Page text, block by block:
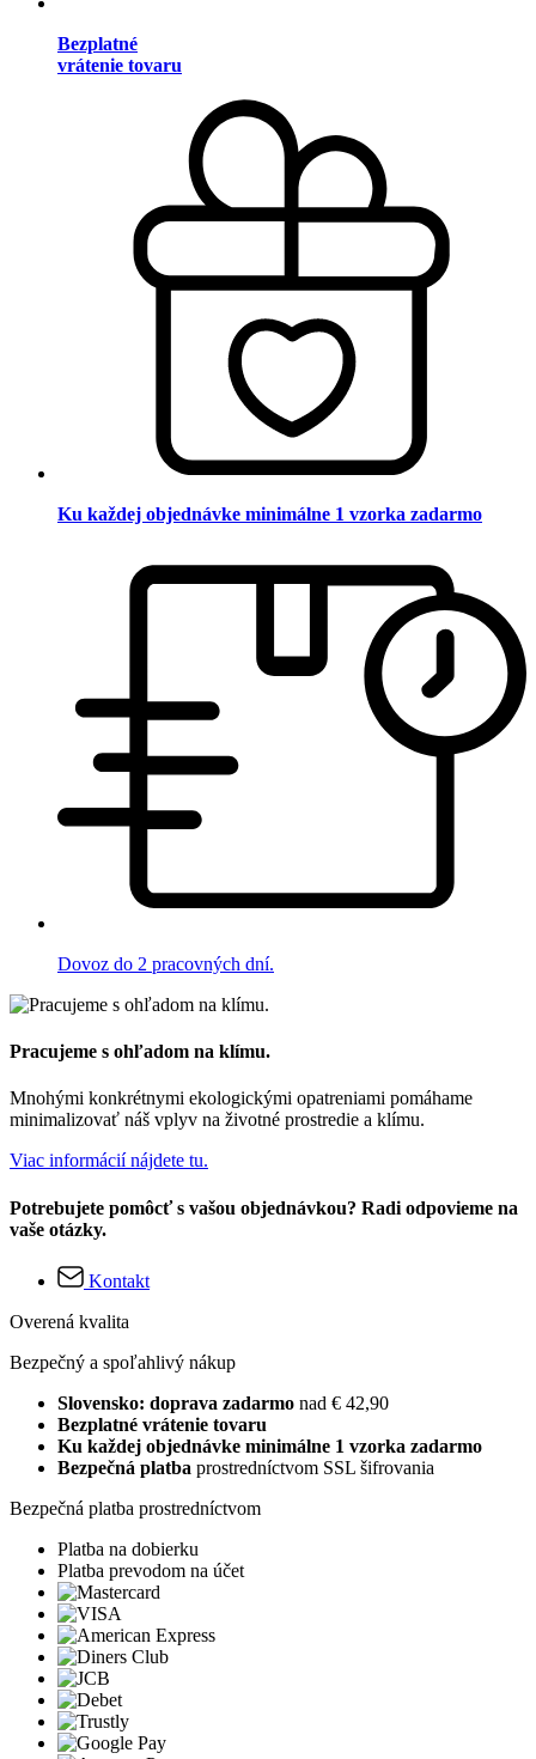
Bezplatné
vrátenie tovaru
Ku každej objednávke minimálne 1 vzorka zadarmo
Dovoz do 2 pracovných dní.
Pracujeme s ohľadom na klímu.
Mnohými konkrétnymi ekologickými opatreniami pomáhame
minimalizovať náš vplyv na životné prostredie a klímu.
Viac informácií nájdete tu.
Potrebujete pomôcť s vašou objednávkou? Radi odpovieme na
vaše otázky.
Kontakt
Overená kvalita
Bezpečný a spoľahlivý nákup
Slovensko: doprava zadarmo nad € 42,90
Bezplatné vrátenie tovaru
Ku každej objednávke minimálne 1 vzorka zadarmo
Bezpečná platba prostredníctvom SSL šifrovania
Bezpečná platba prostredníctvom
Platba na dobierku
Platba prevodom na účet